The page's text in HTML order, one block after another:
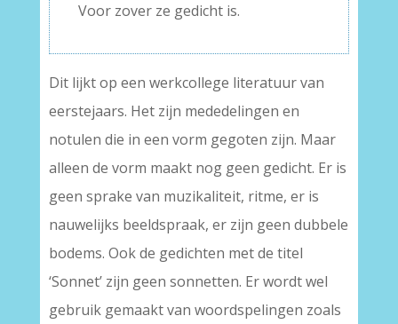
Voor zover ze gedicht is.
Dit lijkt op een werkcollege literatuur van
eerstejaars. Het zijn mededelingen en
notulen die in een vorm gegoten zijn. Maar
alleen de vorm maakt nog geen gedicht. Er is
geen sprake van muzikaliteit, ritme, er is
nauwelijks beeldspraak, er zijn geen dubbele
bodems. Ook de gedichten met de titel
‘Sonnet’ zijn geen sonnetten. Er wordt wel
gebruik gemaakt van woordspelingen zoals